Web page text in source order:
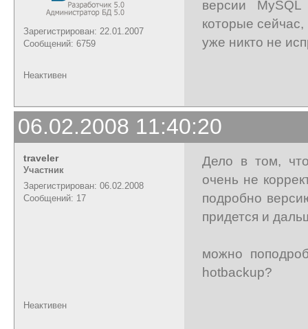
Зарегистрирован: 22.01.2007
Сообщений: 6759
версии
которые сейчас,
уже никто не
Неактивен
06.02.2008 11:40:20
traveler
Участник
Зарегистрирован: 06.02.2008
Сообщений: 17
Дело в том,
очень не
подробно
придется и
можно
hotbackup?
Неактивен